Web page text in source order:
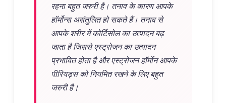
रहना बहुत जरुरी है। तनाव के कारण आपके
हॉर्मोन्स असंतुलित हो सकते हैं। तनाव से
आपके शरीर में कोर्टिसोल का उत्पादन बढ़
जाता है जिससे एस्ट्रोजन का उत्पादन
प्रभावित होता है और एस्ट्रोजन हॉर्मोन आपके
पीरियड्स को नियमित रखने के लिए बहुत
जरुरी है।